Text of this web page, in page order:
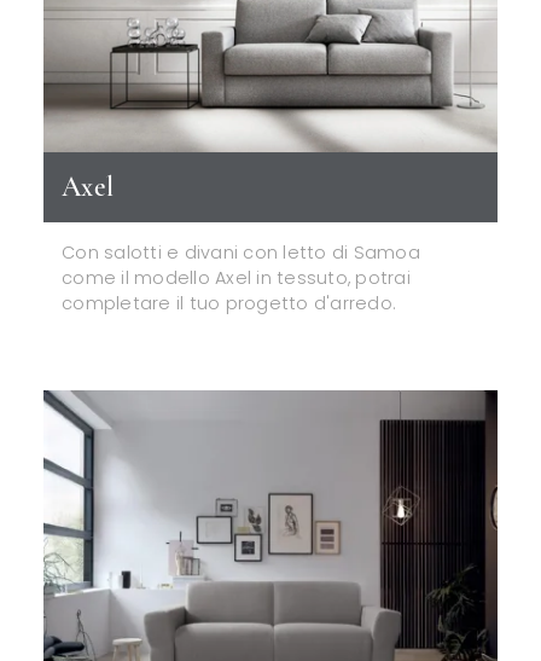
Axel
Con salotti e divani con letto di Samoa
come il modello Axel in tessuto, potrai
completare il tuo progetto d'arredo.